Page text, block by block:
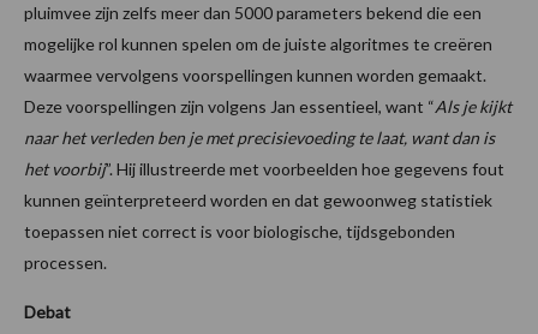
pluimvee zijn zelfs meer dan 5000 parameters bekend die een
mogelijke rol kunnen spelen om de juiste algoritmes te creëren
waarmee vervolgens voorspellingen kunnen worden gemaakt.
Deze voorspellingen zijn volgens Jan essentieel, want “Als je kijkt
naar het verleden ben je met precisievoeding te laat, want dan is
het voorbij”. Hij illustreerde met voorbeelden hoe gegevens fout
kunnen geïnterpreteerd worden en dat gewoonweg statistiek
toepassen niet correct is voor biologische, tijdsgebonden
processen.
Debat